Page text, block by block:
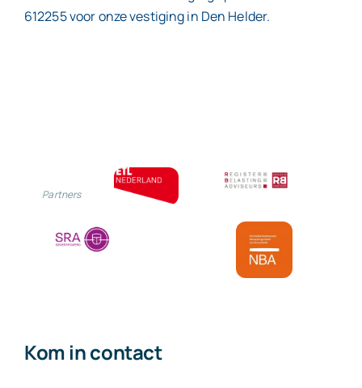
612255 voor onze vestiging in Den Helder.
Partners
Kom in contact